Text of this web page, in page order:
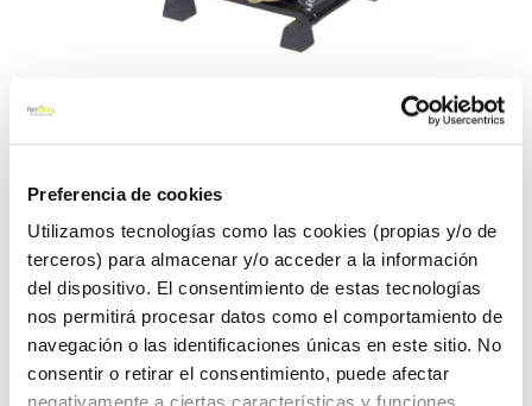
Preferencia de cookies
Utilizamos tecnologías como las cookies (propias y/o de
terceros) para almacenar y/o acceder a la información
del dispositivo. El consentimiento de estas tecnologías
nos permitirá procesar datos como el comportamiento de
navegación o las identificaciones únicas en este sitio. No
consentir o retirar el consentimiento, puede afectar
Motobomba 4t 2hp 79 cc
12000 l/h anova bricogarden
Anova bricogarden Ref:23005157
MOTOBOMBA ANOVA BRICOGARDEN. Motor de 4 tiempos con
una cilindrada de 79 cc y una potencia de 2 Hp. Caudal 200
l/min. Altura máxima de succion 7 m y de bombeo 16 m.
Caudal 200 l/min.
al
de
la
galería
de
imágenes